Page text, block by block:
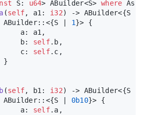
S: u64> ABuilder<S> where
a (self, a1: i32) -> ABuilder<{S |
ABuilder::<{S |
1}> {
a: a1,
b:
self.b,
c:
self.c,
}
b (self, b1: i32) -> ABuilder<{S |
ABuilder::<{S |
0b10}> {
a:
self.a,